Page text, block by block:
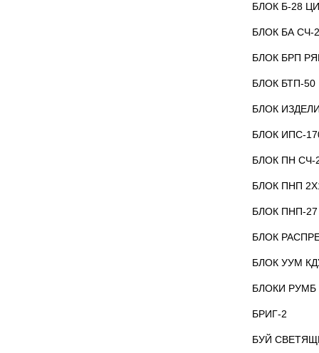
БЛОК Б-28
БЛОК БА СЧ-
БЛОК БРП
БЛОК БТП-50
БЛОК
БЛОК ИПС-
БЛОК ПН СЧ-
БЛОК ПНП
БЛОК ПНП-
БЛОК
БЛОК УУМ
БЛОКИ РУМБ
БРИГ-2
БУЙ